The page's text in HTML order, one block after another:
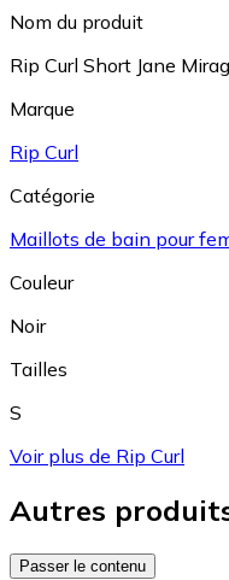
Nom du produit
Rip Curl Short Jane
Marque
Rip Curl
Catégorie
Maillots de bain pour
Couleur
Noir
Tailles
S
Voir plus de Rip Curl
Autres
Passer le contenu